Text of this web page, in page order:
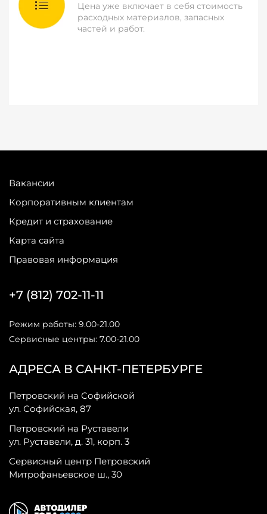
Цена уже включает в себя стоимость
расходных материалов, запасных
частей и работ.
Вакансии
Корпоративным клиентам
Кредит и страхование
Карта сайта
Правовая информация
АДРЕСА В САНКТ-ПЕТЕРБУРГЕ
Петровский на Софийской
ул. Софийская, 87
Петровский на Руставели
ул. Руставели, д. 31, корп. 3
Сервисный центр Петровский
Митрофаньевское ш., 30
+7 (812) 702-11-11
Режим работы: 9.00-21.00
Сервисные центры: 7.00-21.00